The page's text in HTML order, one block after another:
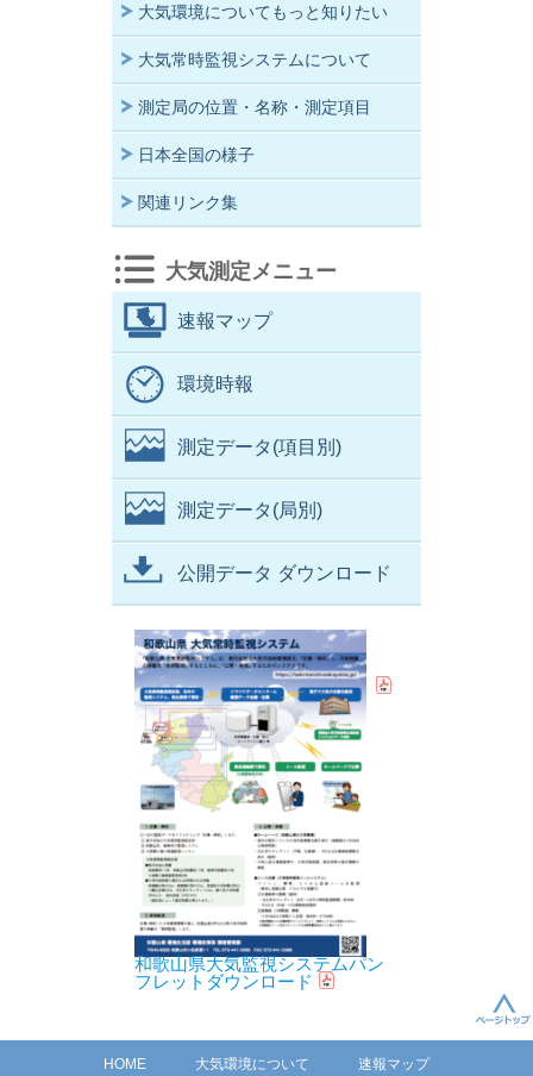
大気環境についてもっと知りたい
大気常時監視システムについて
測定局の位置・名称・測定項目
日本全国の様子
関連リンク集
大気測定メニュー
速報マップ
環境時報
測定データ(項目別)
測定データ(局別)
公開データ ダウンロード
和歌山県大気監視システムパン
フレットダウンロード
HOME 大気環境について 速報マップ